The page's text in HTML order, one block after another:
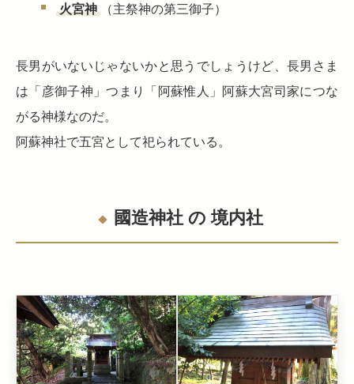
火宮神 （主祭神の第三御子）
長男がいないじゃないかと思うでしょうけど、長男さま
は「彦御子神」つまり「阿蘇惟人」阿蘇大宮司家につな
がる神様なのだ。
阿蘇神社で五宮として祀られている。
國造神社 の 境内社